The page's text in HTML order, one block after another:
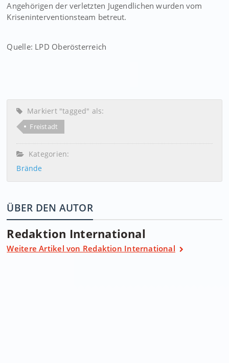
Angehörigen der verletzten Jugendlichen wurden vom
Kriseninterventionsteam betreut.
Quelle: LPD Oberösterreich
Markiert "tagged" als:
Freistadt
Kategorien:
Brände
ÜBER DEN AUTOR
Redaktion International
Weitere Artikel von Redaktion International